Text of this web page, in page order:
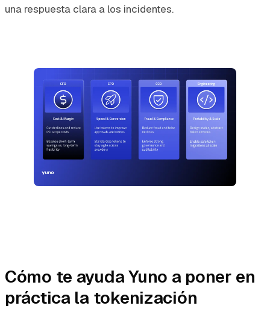
una respuesta clara a los incidentes.
Cómo te ayuda Yuno a poner en
práctica la tokenización